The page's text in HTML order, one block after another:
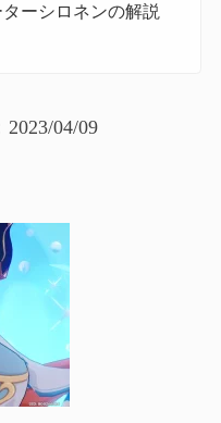
ーシロネンの解説
04/09